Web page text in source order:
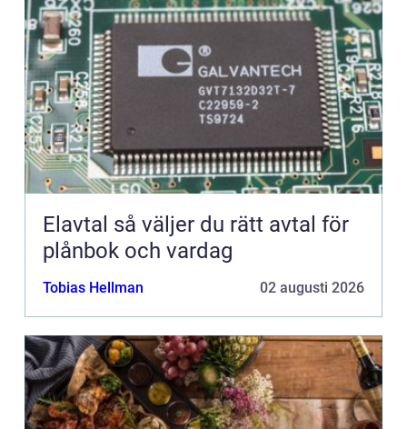
Elavtal så väljer du rätt avtal för
plånbok och vardag
Tobias Hellman 02 augusti 2026